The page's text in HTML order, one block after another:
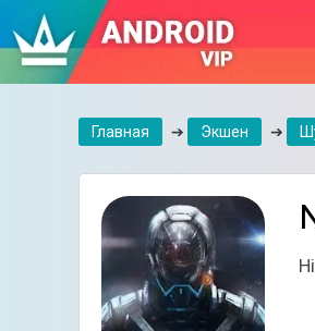
Главная ➔ Экшен ➔